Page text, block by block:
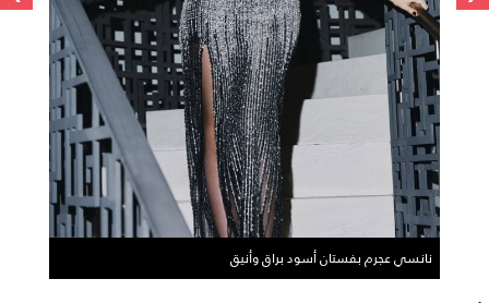
نانسي عجرم بفستان أسود براق وأنيق